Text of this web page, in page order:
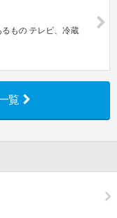
もの テレビ、冷蔵
覧